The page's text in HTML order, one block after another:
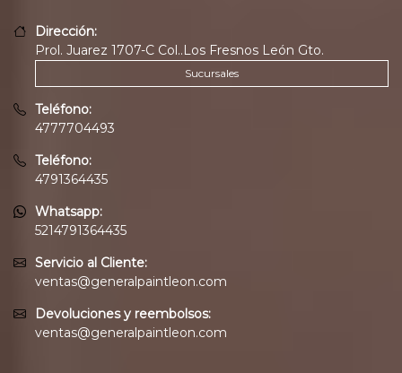
Dirección:
Prol. Juarez 1707-C Col..Los Fresnos León Gto.
Sucursales
Teléfono:
4777704493
Teléfono:
4791364435
Whatsapp:
5214791364435
Servicio al Cliente:
ventas@generalpaintleon.com
Devoluciones y reembolsos:
ventas@generalpaintleon.com